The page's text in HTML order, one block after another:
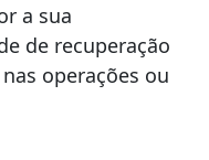
a sua
de recuperação
operações ou